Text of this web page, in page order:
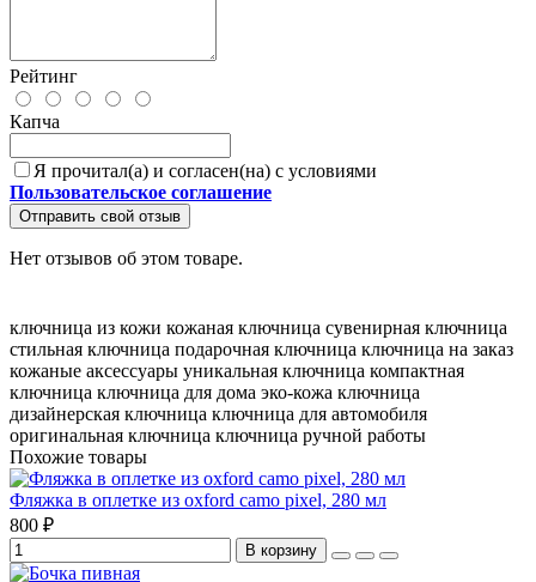
Рейтинг
Капча
Я прочитал(а) и согласен(на) с условиями
Пользовательское соглашение
Отправить свой отзыв
Нет отзывов об этом товаре.
ключница из кожи кожаная ключница сувенирная ключница
стильная ключница подарочная ключница ключница на заказ
кожаные аксессуары уникальная ключница компактная
ключница ключница для дома эко-кожа ключница
дизайнерская ключница ключница для автомобиля
оригинальная ключница ключница ручной работы
Похожие товары
Фляжка в оплетке из oxford camo pixel, 280 мл
800 ₽
В корзину